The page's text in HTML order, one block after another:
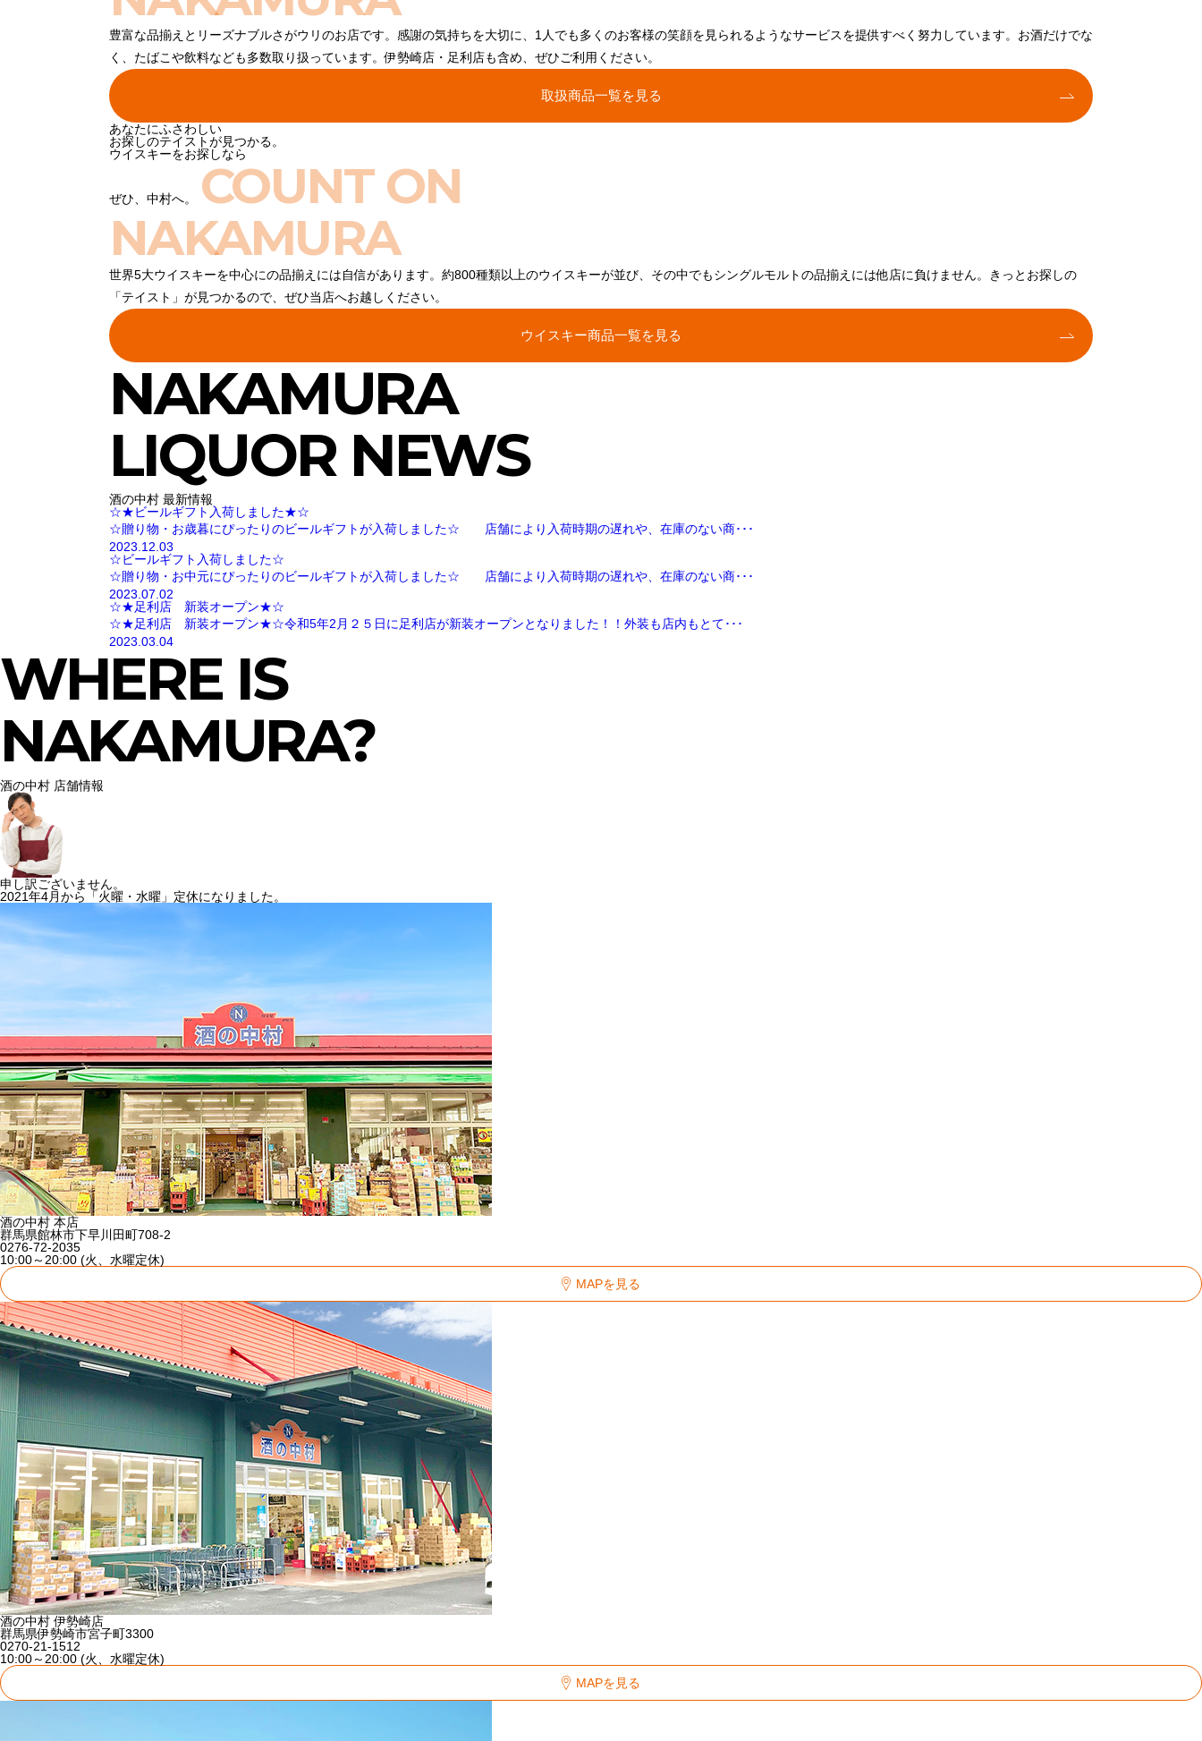
豊富な品揃えとリーズナブルさがウリのお店です。感謝の気持ちを大切に、1人でも多くのお客様の笑顔を見られるようなサービスを提供すべく努力しています。お酒だけでな
く、たばこや飲料なども多数取り扱っています。伊勢崎店・足利店も含め、ぜひご利用ください。
取扱商品一覧を見る
あなたにふさわしい
お探しのテイストが見つかる。
ウイスキーをお探しなら
ぜひ、中村へ。
COUNT ON
NAKAMURA
世界5大ウイスキーを中心にの品揃えには自信があります。約800種類以上のウイスキーが並び、その中でもシングルモルトの品揃えには他店に負けません。きっとお探しの
「テイスト」が見つかるので、ぜひ当店へお越しください。
ウイスキー商品一覧を見る
NAKAMURA
LIQUOR NEWS
酒の中村 最新情報
☆★ビールギフト入荷しました★☆
☆贈り物・お歳暮にぴったりのビールギフトが入荷しました☆ 店舗により入荷時期の遅れや、在庫のない商･･･
2023.12.03
☆ビールギフト入荷しました☆
☆贈り物・お中元にぴったりのビールギフトが入荷しました☆ 店舗により入荷時期の遅れや、在庫のない商･･･
2023.07.02
☆★足利店 新装オープン★☆
☆★足利店 新装オープン★☆令和5年2月２５日に足利店が新装オープンとなりました！！外装も店内もとて･･･
2023.03.04
WHERE IS
NAKAMURA?
酒の中村 店舗情報
申し訳ございません。
2021年4月から「火曜・水曜」定休になりました。
酒の中村 本店
群馬県館林市下早川田町708-2
0276-72-2035
10:00～20:00 (火、水曜定休)
MAPを見る
酒の中村 伊勢崎店
群馬県伊勢崎市宮子町3300
0270-21-1512
10:00～20:00 (火、水曜定休)
MAPを見る